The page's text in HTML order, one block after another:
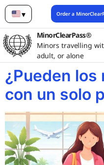
▾
English
Order a
MinorClearPass®
Minors travelling
adult, or alone
¿Pueden los
con un solo